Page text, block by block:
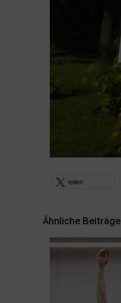
teilen
Ähnliche Beiträge